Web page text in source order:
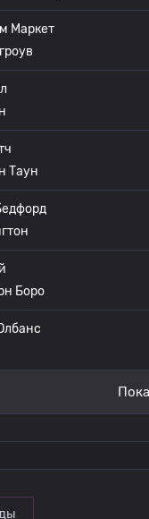
Маркет
Таун
Боро